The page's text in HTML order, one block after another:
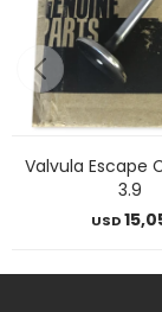
Valvula Escape
3.9
USD